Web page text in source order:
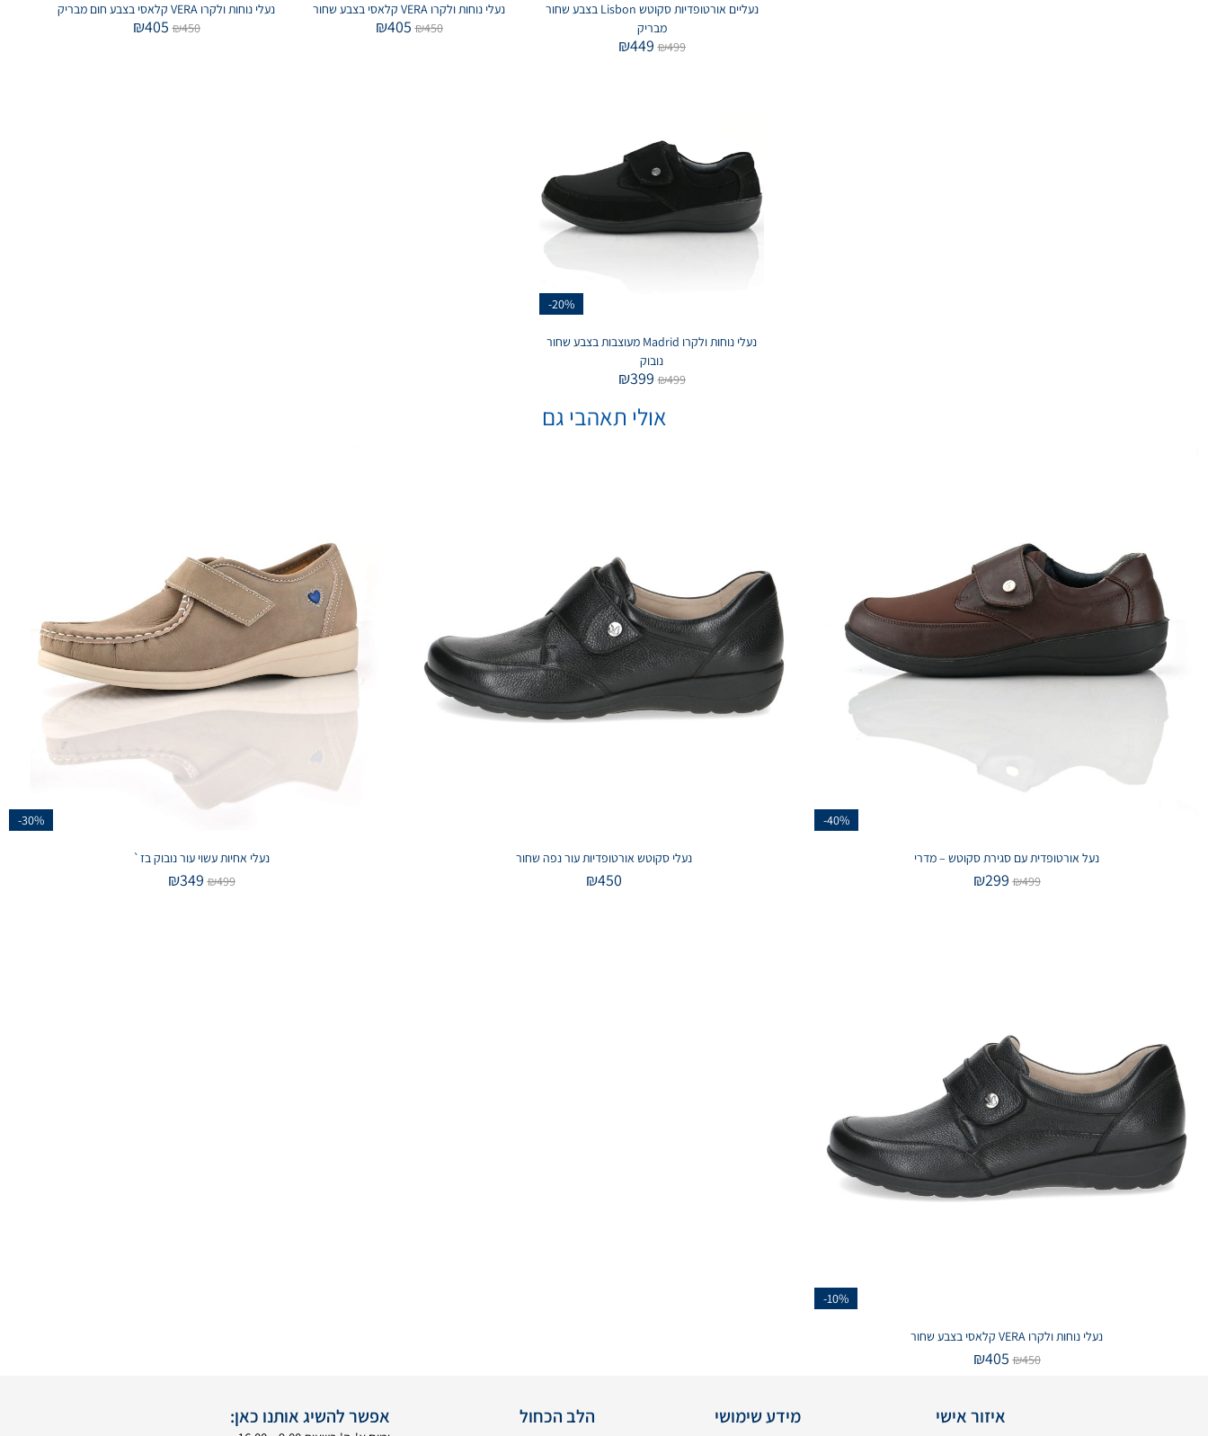
נעליים אורטופדיות סקוטש Lisbon בצבע שחור
מבריק
₪499
₪449
נעלי נוחות ולקרו VERA קלאסי בצבע שחור
₪450
₪405
נעלי נוחות ולקרו VERA קלאסי בצבע חום מבריק
₪450
₪405
-20%
נעלי נוחות ולקרו Madrid מעוצבות בצבע שחור
נובוק
₪499
₪399
אולי תאהבי גם
-40%
נעל אורטופדית עם סגירת סקוטש – מדרי
₪499
₪299
נעלי סקוטש אורטופדיות עור נפה שחור
₪450
-30%
נעלי אחיות עשוי עור נובוק בז`
₪499
₪349
-10%
נעלי נוחות ולקרו VERA קלאסי בצבע שחור
₪450
₪405
איזור אישי מידע שימושי הלב הכחול אפשר להשיג אותנו כאן: